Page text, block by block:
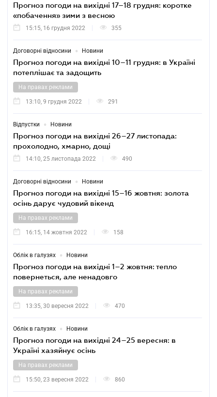
Прогноз погоди на вихідні 17–18 грудня: коротке
«побачення» зими з весною
15:15, 16 грудня 2022 355
Договорні відносини • Новини
Прогноз погоди на вихідні 10–11 грудня: в Україні
потеплішає та задощить
На правах реклами
13:10, 9 грудня 2022 291
Відпустки • Новини
Прогноз погоди на вихідні 26–27 листопада:
прохолодно, хмарно, дощі
14:10, 25 листопада 2022 490
Договорні відносини • Новини
Прогноз погоди на вихідні 15–16 жовтня: золота
осінь дарує чудовий вікенд
На правах реклами
16:15, 14 жовтня 2022 158
Облік в галузях • Новини
Прогноз погоди на вихідні 1–2 жовтня: тепло
повернеться, але ненадовго
На правах реклами
13:35, 30 вересня 2022 470
Облік в галузях • Новини
Прогноз погоди на вихідні 24–25 вересня: в
Україні хазяйнує осінь
На правах реклами
15:50, 23 вересня 2022 860